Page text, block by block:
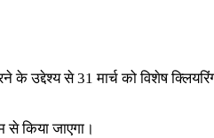
से 31 मार्च को विशेष
किया जाएगा।